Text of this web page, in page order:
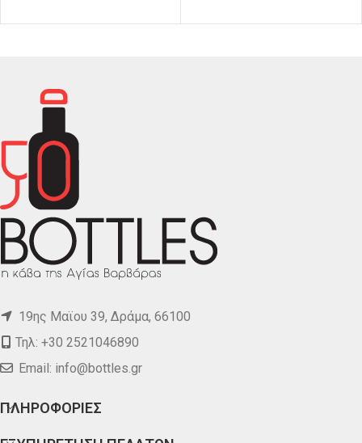
19ης Μαϊου 39, Δράμα, 66100
Τηλ: +30 2521046890
Email: info@bottles.gr
ΠΛΗΡΟΦΟΡΙΕΣ